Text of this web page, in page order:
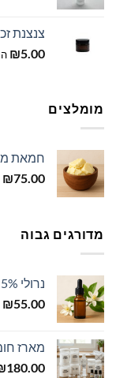
צנצנת זכוכית 50 מ״ל
₪5.00
מומלצים
חמאת
₪75.00
מדורגים גבוה
נרולי 5% בחוחובה / Neroli essential oil
₪55.00
מארז
180.00